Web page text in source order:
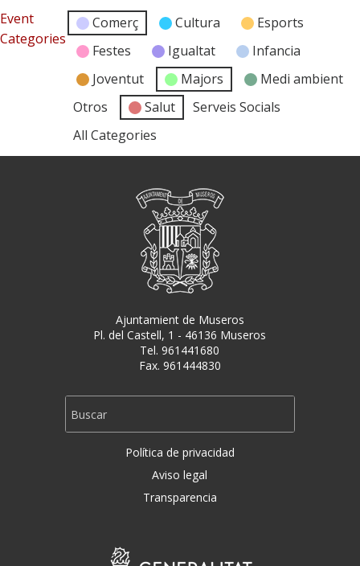
Event
Categories
Comerç Cultura
Esports
Festes
Igualtat
Infancia
Joventut
Majors
Medi ambient
Otros
Salut
Serveis Socials
All Categories
Ajuntamient de Museros
Pl. del Castell, 1 - 46136 Museros
Tel. 961441680
Fax. 961444830
Política de privacidad
Aviso legal
Transparencia